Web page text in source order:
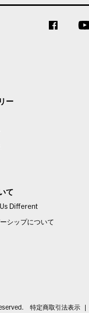
ー
て
Different
シップについて
特定商取引法表示